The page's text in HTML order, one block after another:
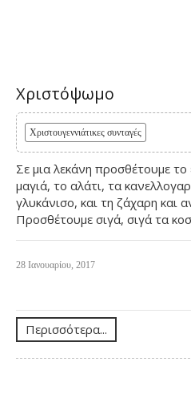
Χριστόψωμο
Χριστουγεννιάτικες συνταγές
Σε μια λεκάνη προσθέτουμε
μαγιά, το αλάτι, τα
γλυκάνισο, και τη ζάχαρη και
Προσθέτουμε σιγά, σιγά τα
28 Ιανουαρίου, 2017
Περισσότερα...